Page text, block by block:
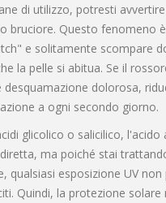
di utilizzo, potresti
bruciore. Questo fenomeno
e solitamente scompare
la pelle si abitua. Se il
dolorosa,
a ogni secondo giorno.
glicolico o salicilico, l'acido
ma poiché stai
qualsiasi esposizione UV
Quindi, la protezione solare